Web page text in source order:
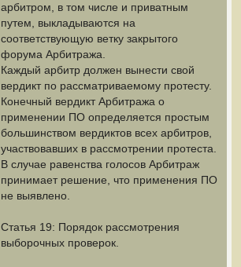
арбитром, в том числе и приватным
путем, выкладываются на
соответствующую ветку закрытого
форума Арбитража.
Каждый арбитр должен вынести свой
вердикт по рассматриваемому протесту.
Конечный вердикт Арбитража о
применении ПО определяется простым
большинством вердиктов всех арбитров,
участвовавших в рассмотрении протеста.
В случае равенства голосов Арбитраж
принимает решение, что применения ПО
не выявлено.
Статья 19: Порядок рассмотрения
выборочных проверок.